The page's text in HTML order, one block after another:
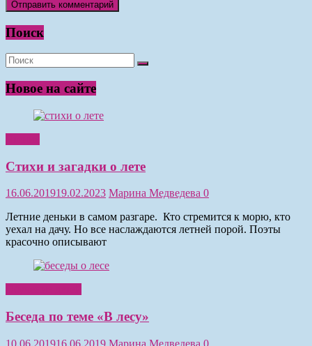
Поиск
Новое на сайте
Стихи и загадки о лете
16.06.201919.02.2023 Марина Медведева 0
Летние деньки в самом разгаре. Кто стремится к морю, кто
уехал на дачу. Но все наслаждаются летней порой. Поэты
красочно описывают
Беседа по теме «В лесу»
10.06.201916.06.2019 Марина Медведева 0